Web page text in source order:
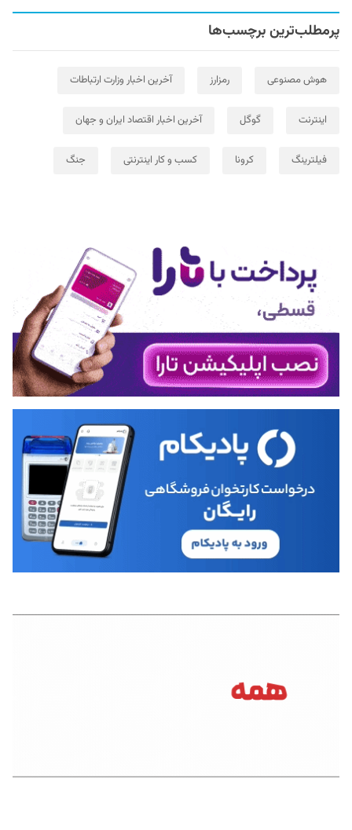
پرمطلب‌ترین برچسب‌ها
هوش مصنوعی رمزارز آخرین اخبار وزارت ارتباطات
اینترنت گوگل آخرین اخبار اقتصاد ایران و جهان
فیلترینگ کرونا کسب و کار اینترنتی جنگ